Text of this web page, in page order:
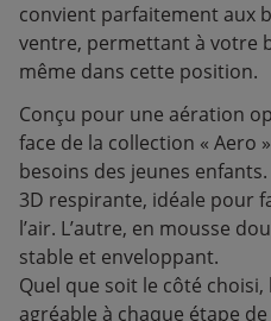
convient parfaitement aux
ventre, permettant à votre
même dans cette position.
Conçu pour une aération
face de la collection « Aero
besoins des jeunes enfants.
3D respirante, idéale pour
l’air. L’autre, en mousse
stable et enveloppant.
Quel que soit le côté
agréable à chaque étape